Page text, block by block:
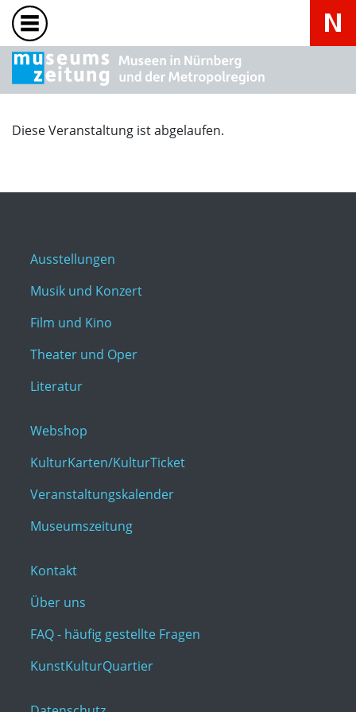
Diese Veranstaltung ist abgelaufen.
Ausstellungen
Musik und Konzert
Film und Kino
Theater und Oper
Literatur
Webshop
KulturKarten/KulturTicket
Veranstaltungskalender
Museumszeitung
Kontakt
Über uns
FAQ - häufig gestellte Fragen
KunstKulturQuartier